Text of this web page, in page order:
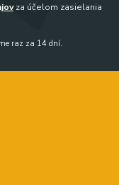
za účelom zasielania
raz za 14 dní.